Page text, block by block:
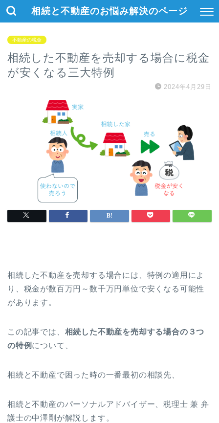
相続と不動産のお悩み解決のページ
不動産の税金
相続した不動産を売却する場合に税金
が安くなる三大特例
2024年4月29日
相続した不動産を売却する場合には、特例の適用によ
り、税金が数百万円～数千万円単位で安くなる可能性
があります。
この記事では、 相続した不動産を売却する場合の３つ
の特例 について、
相続と不動産で困った時の一番最初の相談先、
相続と不動産のパーソナルアドバイザー、税理士 兼 弁
護士の中澤剛が解説します。